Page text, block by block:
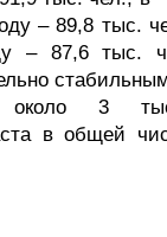
– 89,8 тыс.
– 87,6 тыс.
около 3
в общей